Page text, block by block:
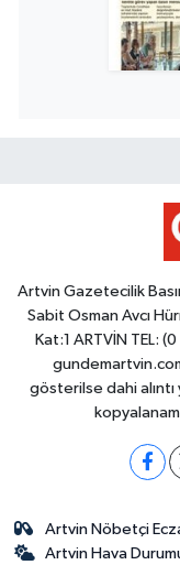
Artvin Gazetecilik
Sabit Osman Avcı
Kat:1 ARTVİN TEL:
gösterilse dahi alıntı
Artvin Nöbetçi
Artvin Hava